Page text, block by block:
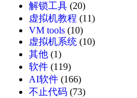
解锁工具 (20)
虚拟机教程 (11)
VM tools (10)
虚拟机系统 (10)
其他 (1)
软件 (119)
AI软件 (166)
不止代码 (73)